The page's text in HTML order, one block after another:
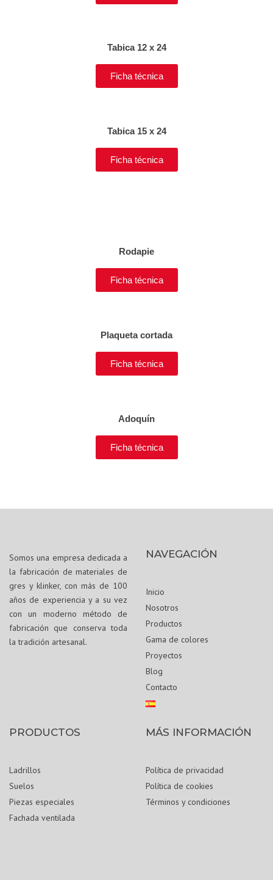
Tabica 12 x 24
Ficha técnica
Tabica 15 x 24
Ficha técnica
Rodapie
Ficha técnica
Plaqueta cortada
Ficha técnica
Adoquín
Ficha técnica
Somos una empresa dedicada a
la fabricación de materiales de
gres y klinker, con más de 100
años de experiencia y a su vez
con un moderno método de
fabricación que conserva toda
la tradición artesanal.
NAVEGACIÓN
Inicio
Nosotros
Productos
Gama de colores
Proyectos
Blog
Contacto
PRODUCTOS
Ladrillos
Suelos
Piezas especiales
Fachada ventilada
MÁS INFORMACIÓN
Política de privacidad
Política de cookies
Términos y condiciones